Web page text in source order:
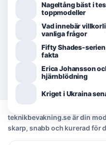
Nageltång bäst i
toppmodeller
Vad innebär
vanliga frågor
Fifty Shades-
fakta
Erica Johansson
hjärnblödning
Kriget i Ukraina
teknikbevakning.se är din
skarp, snabb och kurerad för